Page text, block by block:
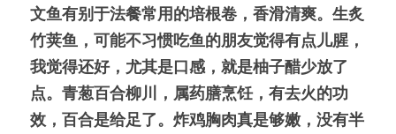
文鱼有别于法餐常用的培根卷，香滑清爽。生炙
竹荚鱼，可能不习惯吃鱼的朋友觉得有点儿腥，
我觉得还好，尤其是口感，就是柚子醋少放了
点。青葱百合柳川，属药膳烹饪，有去火的功
效，百合是给足了。炸鸡胸肉真是够嫩，没有半